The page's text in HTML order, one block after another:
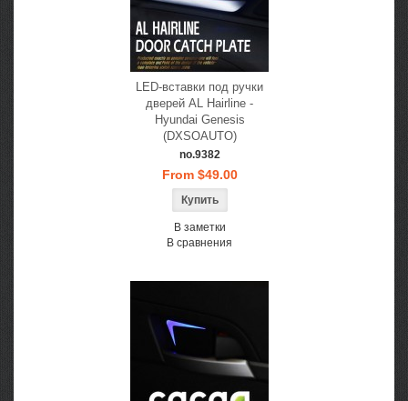
LED-вставки под ручки
дверей AL Hairline -
Hyundai Genesis
(DXSOAUTO)
no.9382
From $49.00
В заметки
В сравнения